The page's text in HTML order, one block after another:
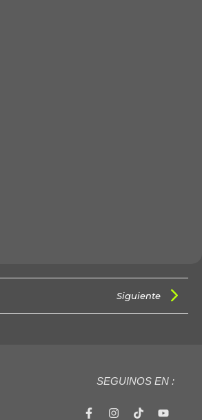
Siguiente
SEGUINOS EN :